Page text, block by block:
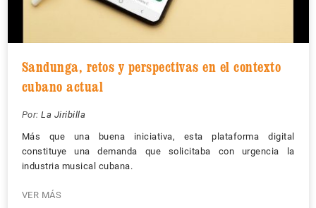
Sandunga, retos y perspectivas en el contexto
cubano actual
Por: La Jiribilla
Más que una buena iniciativa, esta plataforma digital
constituye una demanda que solicitaba con urgencia la
industria musical cubana.
VER MÁS